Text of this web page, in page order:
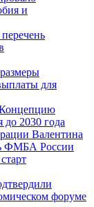
и
для
Концепцию
до 2030 года
Валентина
ФМБА России
форуме